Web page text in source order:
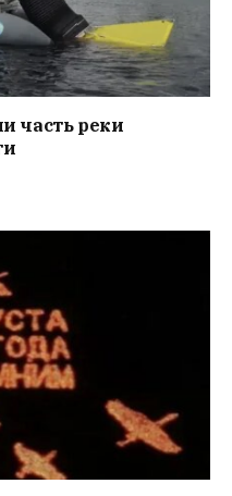
часть реки